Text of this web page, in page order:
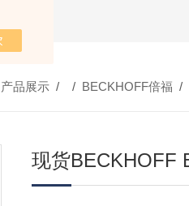
产品展示/ / BECKHOFF倍福 /
现货BECKHOFF